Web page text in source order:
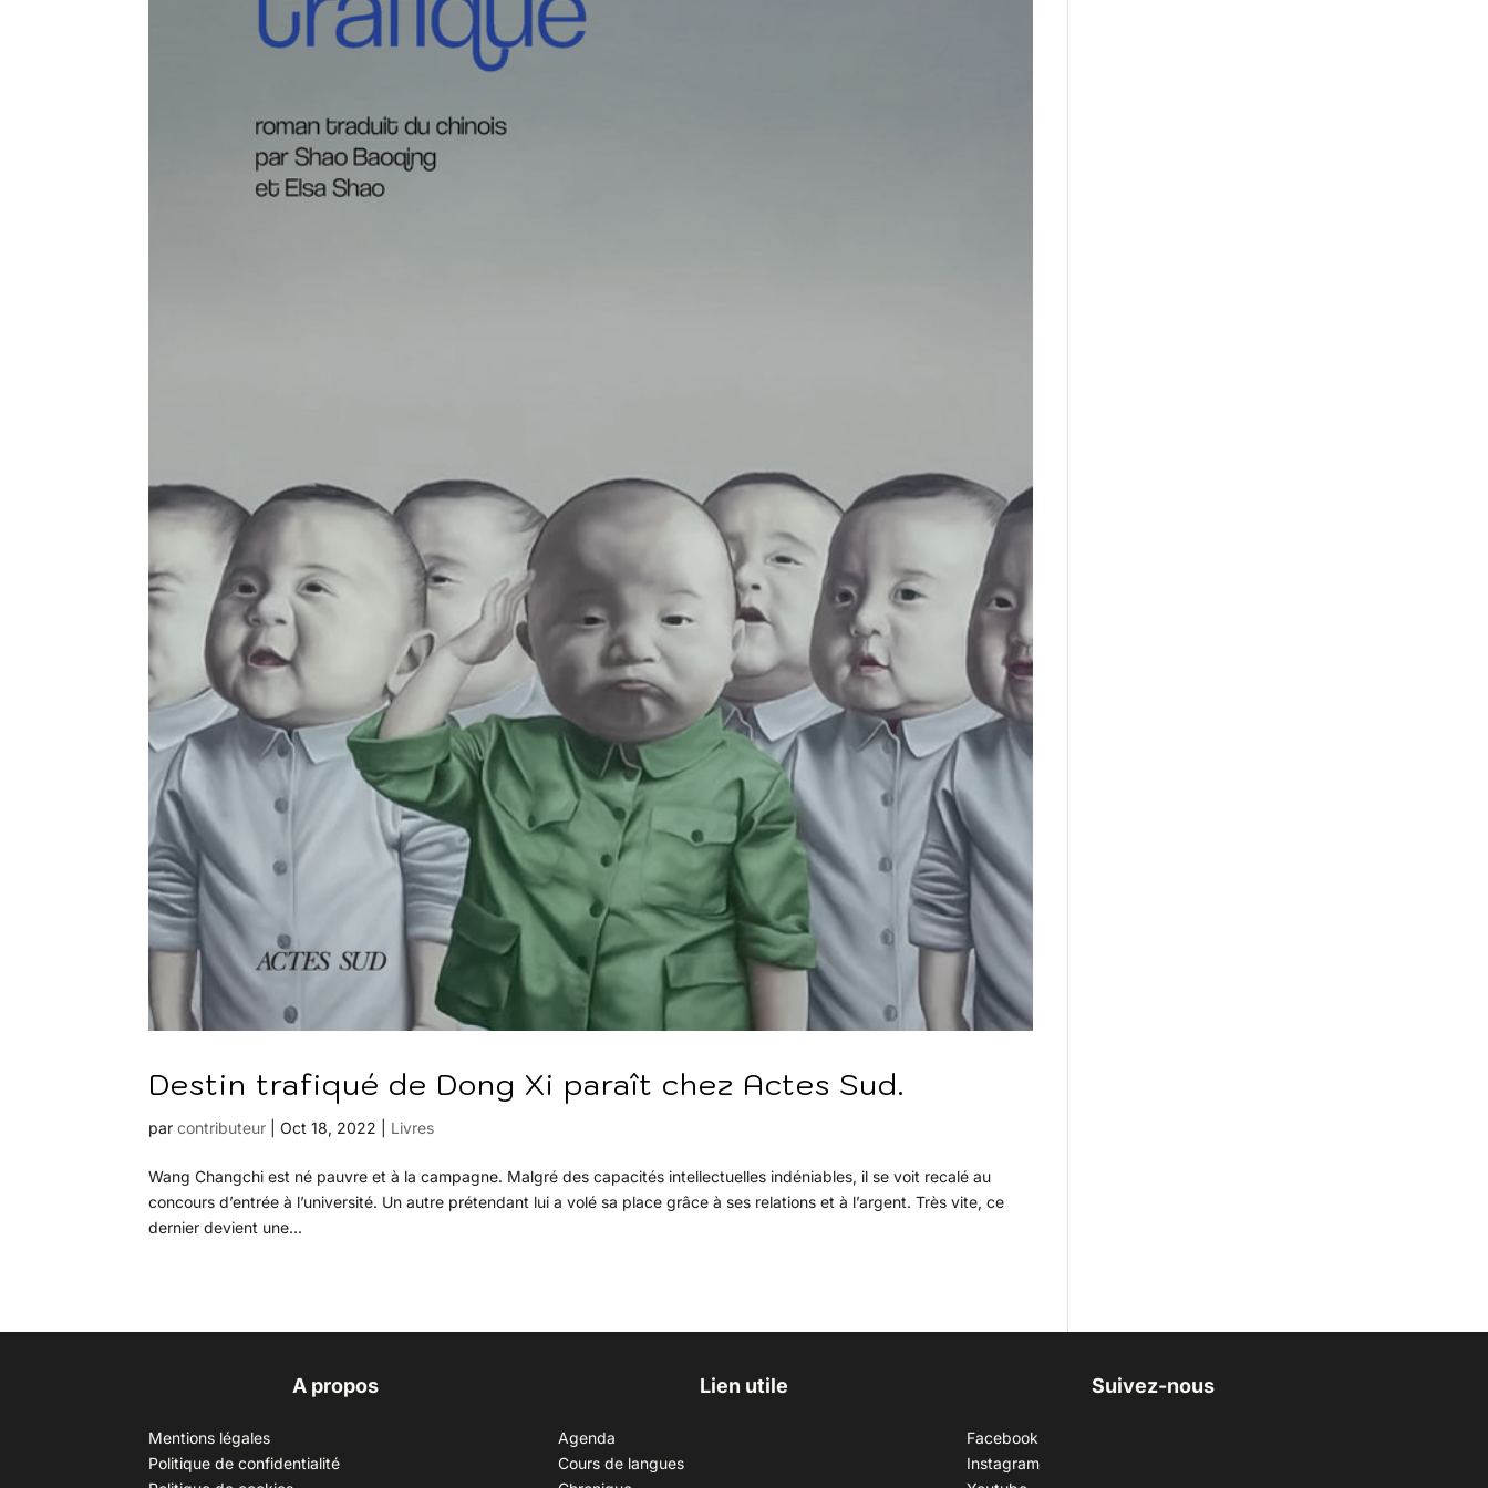
Destin trafiqué de Dong Xi paraît chez Actes Sud.
parcontributeur |Oct 18, 2022 Livres
Wang Changchi est né pauvre et à la campagne. Malgré des capacités intellectuelles indéniables, il se voit recalé au
concours d’entrée à l’université. Un autre prétendant lui a volé sa place grâce à ses relations et à l’argent. Très vite, ce
dernier devient une...
A propos
Mentions légales
Politique de confidentialité
Lien utile
Agenda
Cours de langues
Suivez-nous
Facebook
Instagram